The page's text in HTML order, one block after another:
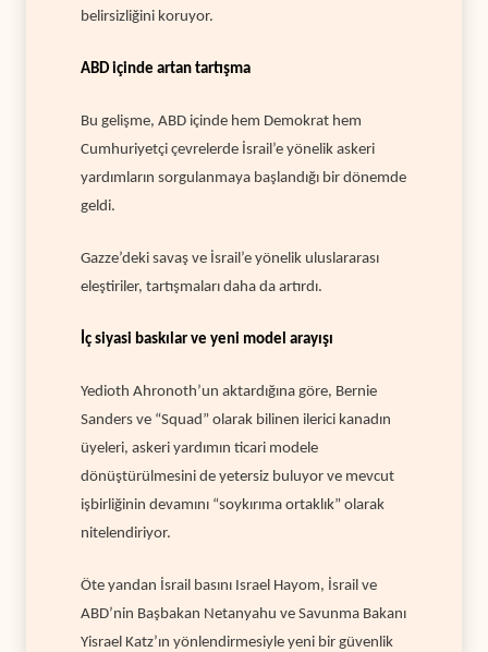
belirsizliğini koruyor.
ABD içinde artan tartışma
Bu gelişme, ABD içinde hem Demokrat hem
Cumhuriyetçi çevrelerde İsrail’e yönelik askeri
yardımların sorgulanmaya başlandığı bir dönemde
geldi.
Gazze’deki savaş ve İsrail’e yönelik uluslararası
eleştiriler, tartışmaları daha da artırdı.
İç siyasi baskılar ve yeni model arayışı
Yedioth Ahronoth’un aktardığına göre, Bernie
Sanders ve “Squad” olarak bilinen ilerici kanadın
üyeleri, askeri yardımın ticari modele
dönüştürülmesini de yetersiz buluyor ve mevcut
işbirliğinin devamını “soykırıma ortaklık” olarak
nitelendiriyor.
Öte yandan İsrail basını Israel Hayom, İsrail ve
ABD’nin Başbakan Netanyahu ve Savunma Bakanı
Yisrael Katz’ın yönlendirmesiyle yeni bir güvenlik